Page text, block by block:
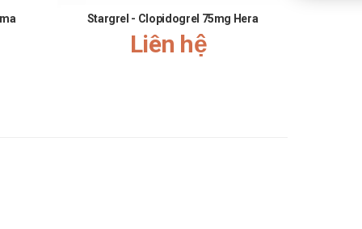
Stargrel - Clopidogrel 75mg Hera
Liên hệ